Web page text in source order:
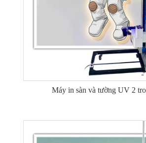
Máy in sàn và tường UV 2